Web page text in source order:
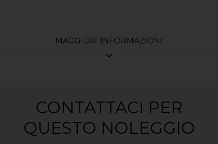
MAGGIORI INFORMAZIONI
expand_more
CONTATTACI PER
QUESTO NOLEGGIO